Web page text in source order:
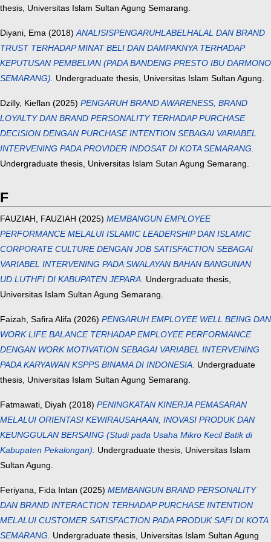
thesis, Universitas Islam Sultan Agung Semarang.
Diyani, Ema (2018)ANALISISPENGARUHLABELHALAL DAN BRAND
TRUST TERHADAP MINAT BELI DAN DAMPAKNYA TERHADAP
KEPUTUSAN PEMBELIAN (PADA BANDENG PRESTO IBU DARMONO
SEMARANG). Undergraduate thesis, Universitas Islam Sultan Agung.
Dzilly, Kieflan (2025) PENGARUH BRAND AWARENESS, BRAND
LOYALTY DAN BRAND PERSONALITY TERHADAP PURCHASE
DECISION DENGAN PURCHASE INTENTION SEBAGAI VARIABEL
INTERVENING PADA PROVIDER INDOSAT DI KOTA SEMARANG.
Undergraduate thesis, Universitas Islam Sutan Agung Semarang.
F
FAUZIAH, FAUZIAH (2025) MEMBANGUN EMPLOYEE
PERFORMANCE MELALUI ISLAMIC LEADERSHIP DAN ISLAMIC
CORPORATE CULTURE DENGAN JOB SATISFACTION SEBAGAI
VARIABEL INTERVENING PADA SWALAYAN BAHAN BANGUNAN
UD.LUTHFI DI KABUPATEN JEPARA. Undergraduate thesis,
Universitas Islam Sultan Agung Semarang.
Faizah, Safira Alifa (2026) PENGARUH EMPLOYEE WELL BEING DAN
WORK LIFE BALANCE TERHADAP EMPLOYEE PERFORMANCE
DENGAN WORK MOTIVATION SEBAGAI VARIABEL INTERVENING
PADA KARYAWAN KSPPS BINAMA DI INDONESIA. Undergraduate
thesis, Universitas Islam Sultan Agung Semarang.
Fatmawati, Diyah (2018) PENINGKATAN KINERJA PEMASARAN
MELALUI ORIENTASI KEWIRAUSAHAAN, INOVASI PRODUK DAN
KEUNGGULAN BERSAING (Studi pada Usaha Mikro Kecil Batik di
Kabupaten Pekalongan). Undergraduate thesis, Universitas Islam
Sultan Agung.
Feriyana, Fida Intan (2025) MEMBANGUN BRAND PERSONALITY
DAN BRAND INTERACTION TERHADAP PURCHASE INTENTION
MELALUI CUSTOMER SATISFACTION PADA PRODUK SAFI DI KOTA
SEMARANG. Undergraduate thesis, Universitas Islam Sultan Agung